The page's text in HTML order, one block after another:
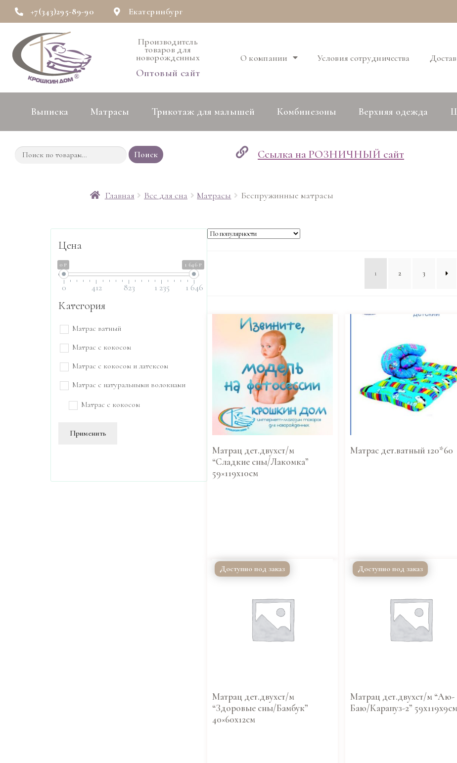
+7(343)295-89-90 Екатеринбург
Производитель
товаров для
новорожденных
Оптовый сайт
О компании Условия сотрудничества
Выписка Матрасы Трикотаж для малышей Комбинезоны Верхняя одежда
Поиск Ссылка на РОЗНИЧНЫЙ сайт
Главная Все для сна Матрасы Беспружинные матрасы
Цена
0 ₽ 1 646 ₽
0 412 823 1 235 1 646
Категория
Матрас ватный
Матрас с кокосом
Матрас с кокосом и латексом
Матрас с натуральными волокнами
Матрас с кокосом
Применить
1 2 3
Матрац дет.двухст/м
“Сладкие сны/Лакомка”
59×119х10см
Матрас дет.ватный 120*60
Доступно под заказ
Матрац дет.двухст/м
“Здоровые сны/Бамбук”
40×60х12см
Доступно под заказ
Матрац дет.двухст/м “Аю-
Баю/Карапуз-2” 59х119х9см